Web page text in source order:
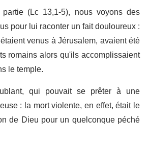
(Lc 13,1-5), nous voyons des
pour lui raconter un fait douloureux :
venus à Jérusalem, avaient été
romains alors qu'ils accomplissaient
le temple.
qui pouvait se prêter à une
: la mort violente, en effet, était le
de Dieu pour un quelconque péché